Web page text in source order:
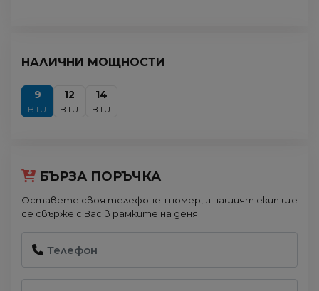
НАЛИЧНИ МОЩНОСТИ
9
BTU
12
BTU
14
BTU
БЪРЗА ПОРЪЧКА
Оставете своя телефонен номер, и нашият екип ще
се свърже с Вас в рамките на деня.